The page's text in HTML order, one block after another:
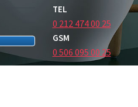
TEL
0 212 474 00 25
GSM
0 506 095 00 25